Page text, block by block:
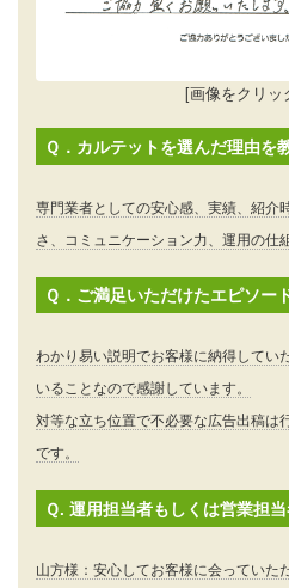
閉じる
[画像をクリッ
Ｑ．カルテットを選んだ理由を
専門業者としての安心感、実績、紹介
さ、コミュニケーション力、運用の仕
Ｑ．ご満足いただけたエピソー
わかり易い説明でお客様に納得してい
いることなので感謝しています。
対等な立ち位置で不必要な広告出稿は
です。
Ｑ. 運用担当者もしくは営業担
山方様：安心してお客様に会っていた